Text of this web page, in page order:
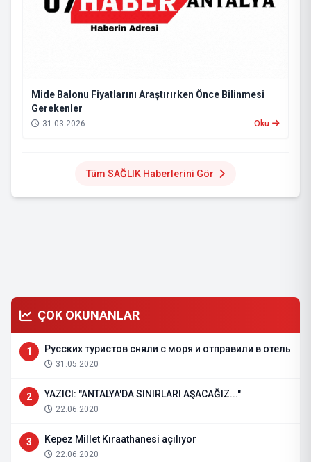
Mide Balonu Fiyatlarını Araştırırken Önce Bilinmesi
Gerekenler
31.03.2026 Oku
Tüm SAĞLIK Haberlerini Gör
ÇOK OKUNANLAR
1 Русских туристов сняли с моря и отправили в отель
31.05.2020
2 YAZICI: "ANTALYA'DA SINIRLARI AŞACAĞIZ..."
22.06.2020
3 Kepez Millet Kıraathanesi açılıyor
22.06.2020